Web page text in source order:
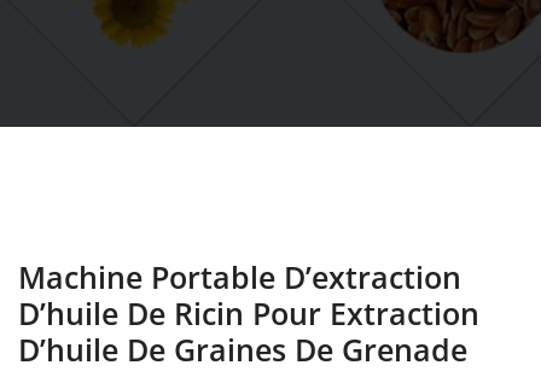
Machine Portable D’extraction
D’huile De Ricin Pour Extraction
D’huile De Graines De Grenade